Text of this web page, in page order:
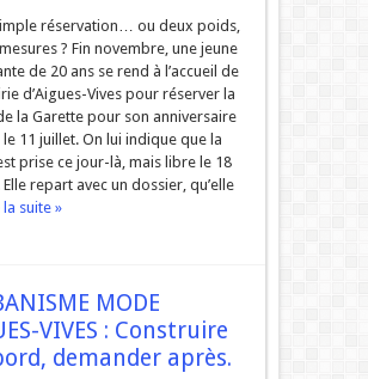
réservation… ou deux poids,
? Fin novembre, une jeune
de 20 ans se rend à l’accueil de
d’Aigues-Vives pour réserver la
la Garette pour son anniversaire
11 juillet. On lui indique que la
prise ce jour-là, mais libre le 18
repart avec un dossier, qu’elle
la suite »
MODE
VIVES : Construire
demander après.